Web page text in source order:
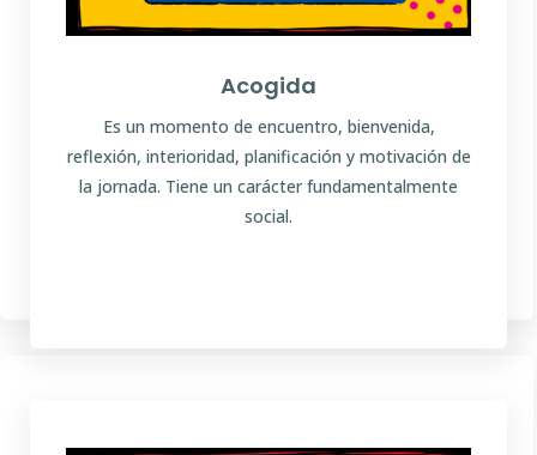
Entorno de nivel
Acogida
Es un momento de encuentro, bienvenida,
reflexión, interioridad, planificación y motivación de
la jornada. Tiene un carácter fundamentalmente
social.